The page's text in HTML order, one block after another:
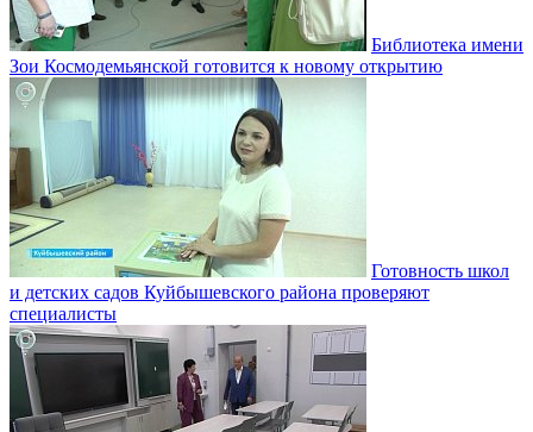
Библиотека имени
Зои Космодемьянской готовится к новому открытию
Готовность школ
и детских садов Куйбышевского района проверяют
специалисты